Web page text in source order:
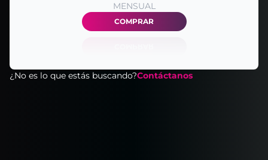
MENSUAL
COMPRAR
¿No es lo que estás buscando?Contáctanos